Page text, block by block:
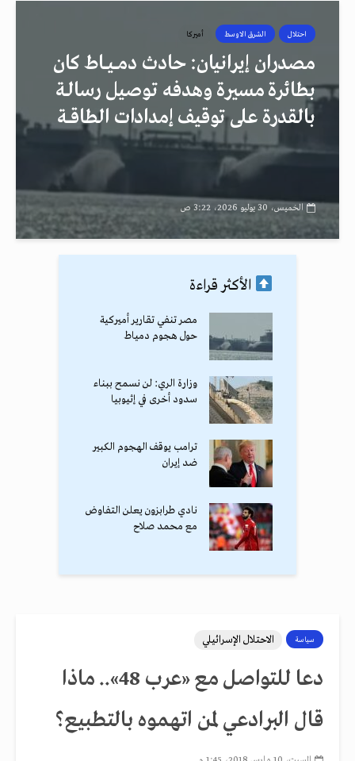
احتلال الشرق الاوسط أميركا
مصدران إيرانيان: حادث دمــيــاط كان
بطائرة مسيرة وهدفه توصيل رسالـة
بالقدرة على توقيف إمدادات الطاقــة
الخميس، 30 يوليو 2026، 3:22 ص
الأكثر قراءة
مصر تنفي تقارير أميركية
حول هجوم دمياط
وزارة الري: لن نسمح ببناء
سدود أخرى في إثيوبيا
ترامب يوقف الهجوم الكبير
ضد إيران
نادي طرابزون يعلن التفاوض
مع محمد صلاح
سياسة الاحتلال الإسرائيلي
دعا للتواصل مع «عرب 48».. ماذا
قال البرادعي لمن اتهموه بالتطبيع؟